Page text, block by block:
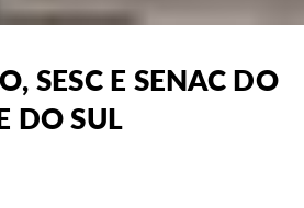
SESC E SENAC DO
DO SUL